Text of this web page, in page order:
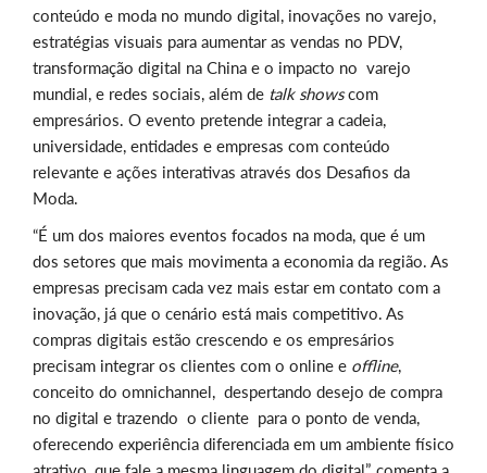
conteúdo e moda no mundo digital, inovações no varejo,
estratégias visuais para aumentar as vendas no PDV,
transformação digital na China e o impacto no varejo
mundial, e redes sociais, além de talk showscom
empresários. O evento pretende integrar a cadeia,
universidade, entidades e empresas com conteúdo
relevante e ações interativas através dos Desafios da
Moda.
“É um dos maiores eventos focados na moda, que é um
dos setores que mais movimenta a economia da região. As
empresas precisam cada vez mais estar em contato com a
inovação, já que o cenário está mais competitivo. As
compras digitais estão crescendo e os empresários
precisam integrar os clientes com o online e offline,
conceito do omnichannel, despertando desejo de compra
no digital e trazendo o cliente para o ponto de venda,
oferecendo experiência diferenciada em um ambiente físico